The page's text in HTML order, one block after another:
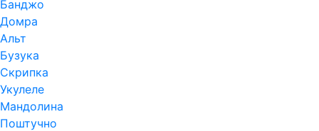
Банджо
Домра
Альт
Бузука
Скрипка
Укулеле
Мандолина
Поштучно